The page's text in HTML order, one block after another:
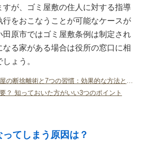
すが、ゴミ屋敷の住人に対する指導
行をおこなうことが可能なケースが
田原市ではゴミ屋敷条例は制定され
なる家がある場合は役所の窓口に相
ょう。
スッキリ！部屋の断捨離術と7つの習慣：効果的な方法と成功のコツ
？ 知っておいた方がいい3つのポイント
てしまう原因は？